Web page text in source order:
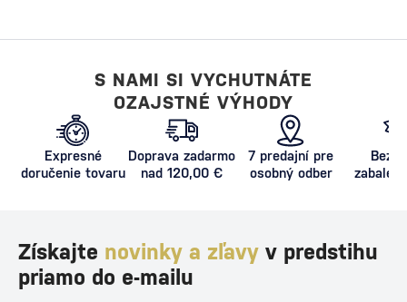
S NAMI SI VYCHUTNÁTE
OZAJSTNÉ VÝHODY
Expresné
doručenie tovaru
Doprava zadarmo
nad 120,00 €
7 predajní pre
osobný odber
Získajte novinky a zľavy v predstihu
priamo do e-mailu